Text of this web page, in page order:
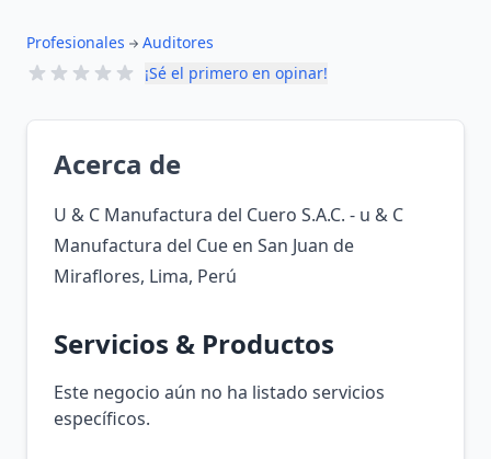
Profesionales
Auditores
¡Sé el primero en opinar!
Acerca de
U & C Manufactura del Cuero S.A.C. - u & C
Manufactura del Cue en San Juan de
Miraflores, Lima, Perú
Servicios & Productos
Este negocio aún no ha listado servicios
específicos.